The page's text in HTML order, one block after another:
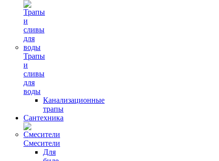
Трапы
и
сливы
для
воды
Канализационные
трапы
Сантехника
Смесители
Для